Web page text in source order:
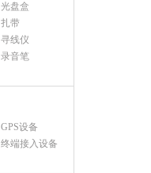
光盘盒
扎带
寻线仪
录音笔
GPS设备
终端接入设备